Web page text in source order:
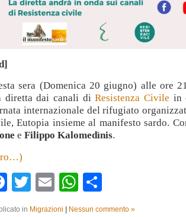
sera (Domenica 20 giugno) alle ore
diretta dai canali diResistenza Civile in
internazionale del rifugiato
Eutopia insieme al manifesto sardo.
e Filippo Kalomedìnis.
Facebook
TwitterEmailWhatsApp
in Migrazioni Nessun commento »